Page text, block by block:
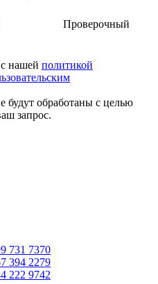
Проверочный
нашей политикой
обработаны с целью
запрос.
731 7370
394 2279
222 9742